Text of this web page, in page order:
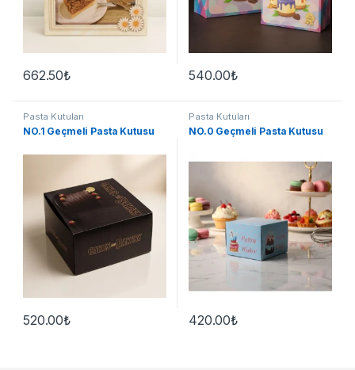
662.50₺ 540.00₺
Pasta Kutuları
NO.1 Geçmeli Pasta Kutusu
520.00₺
Pasta Kutuları
NO.0 Geçmeli Pasta Kutusu
420.00₺